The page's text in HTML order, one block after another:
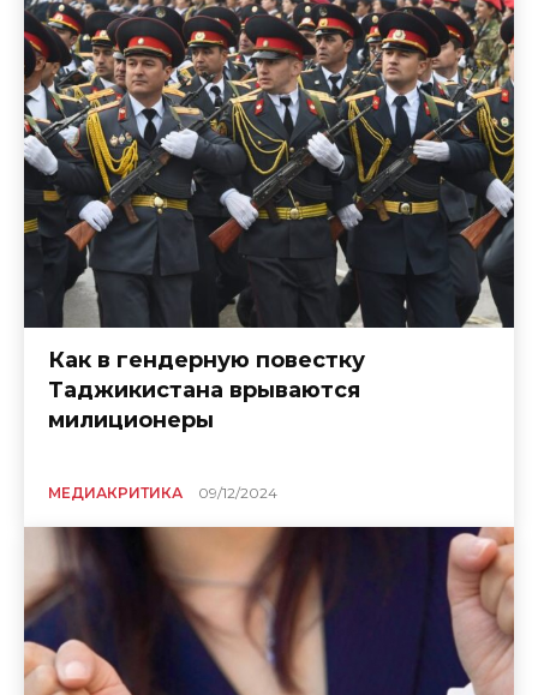
Как в гендерную повестку
Таджикистана врываются
милиционеры
МЕДИАКРИТИКА 09/12/2024